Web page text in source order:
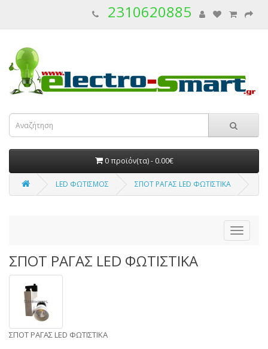
2310620885
0 προϊόν(τα) - 0.00€
LED ΦΩΤΙΣΜΟΣ ΣΠΟΤ ΡΑΓΑΣ LED ΦΩΤΙΣΤΙΚΑ
ΣΠΟΤ ΡΑΓΑΣ LED ΦΩΤΙΣΤΙΚΑ
ΣΠΟΤ ΡΑΓΑΣ LED ΦΩΤΙΣΤΙΚΑ